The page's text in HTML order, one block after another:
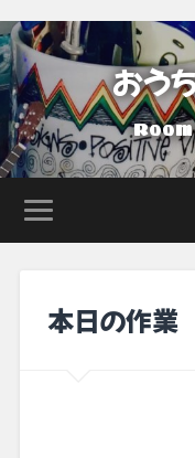
おう
本日の作業